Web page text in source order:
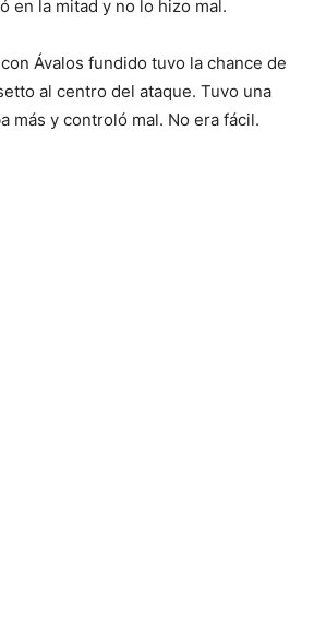
en la mitad y no lo hizo mal.
Ávalos fundido tuvo la chance de
al centro del ataque. Tuvo una
más y controló mal. No era fácil.